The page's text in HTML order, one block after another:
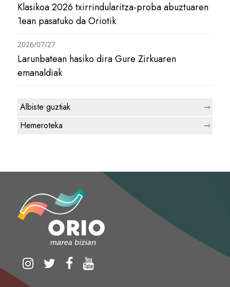
Klasikoa 2026 txirrindularitza-proba abuztuaren
1ean pasatuko da Oriotik
Larunbatean hasiko dira Gure Zirkuaren
emanaldiak
2026/07/27
Albiste guztiak
Hemeroteka